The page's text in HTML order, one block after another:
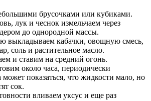
брусочками или кубиками.
лук и чеснок измельчаем через
до однородной массы.
выкладываем кабачки, овощную смесь,
соль и растительное масло.
и ставим на средний огонь.
около часа, периодически
показаться, что жидкости мало, но
сок.
вливаем уксус и еще раз